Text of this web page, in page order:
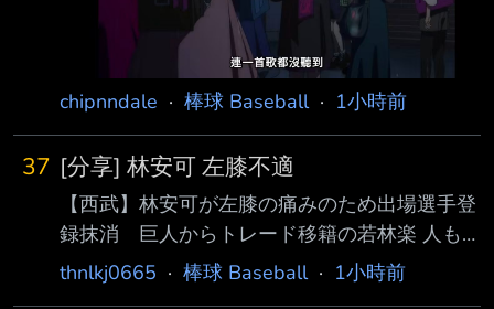
chipnndale · 棒球 Baseball· 1小時前
37 [分享] 林安可 左膝不適
【西武】林安可が左膝の痛みのため出場選手登
録抹消 巨人からトレード移籍の若林楽 人も
西武・林安可外野手が９日、左膝の痛みのため
thnlkj0665 · 棒球 Baseball· 1小時前